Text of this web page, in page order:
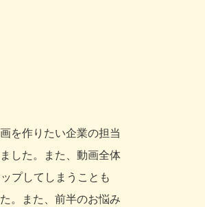
を作りたい企業の担当
した。また、動画全体
プしてしまうことも
。また、前半のお悩み